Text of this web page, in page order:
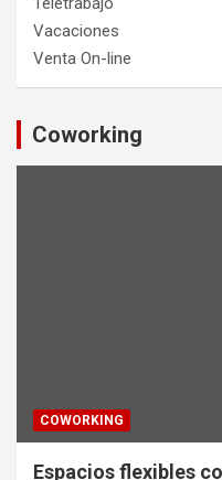
Vacaciones
Venta On-line
Coworking
COWORKING
Espacios flexibles